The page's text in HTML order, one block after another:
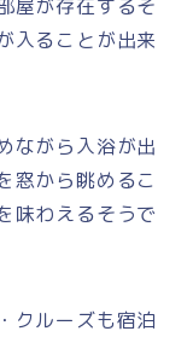
屋が存在するそ
入ることが出来
ながら入浴が出
窓から眺めるこ
味わえるそうで
クルーズも宿泊